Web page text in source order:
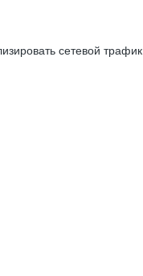
сетевой трафик.